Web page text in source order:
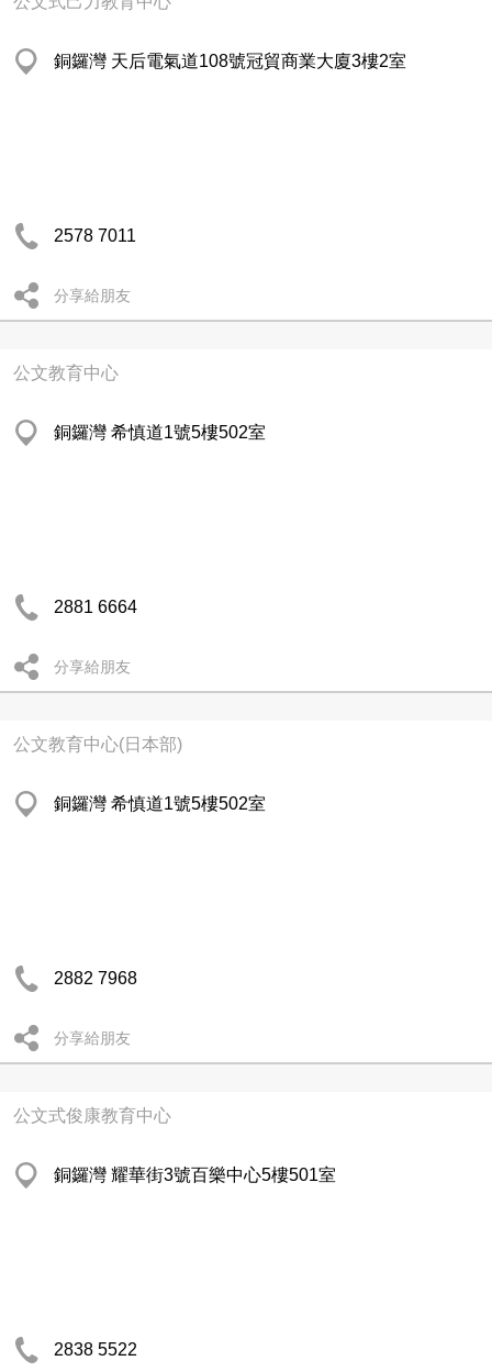
銅鑼灣 天后電氣道108號冠貿商業大廈3樓2室
2578 7011
分享給朋友
公文教育中心
銅鑼灣 希慎道1號5樓502室
2881 6664
分享給朋友
公文教育中心(日本部)
銅鑼灣 希慎道1號5樓502室
2882 7968
分享給朋友
公文式俊康教育中心
銅鑼灣 耀華街3號百樂中心5樓501室
2838 5522